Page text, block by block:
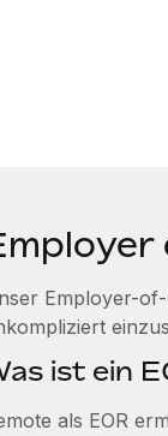
Employer-
ist ein
als EOR